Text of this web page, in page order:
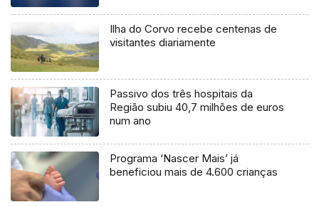
Ilha do Corvo recebe centenas de
visitantes diariamente
Passivo dos três hospitais da
Região subiu 40,7 milhões de euros
num ano
Programa ‘Nascer Mais’ já
beneficiou mais de 4.600 crianças